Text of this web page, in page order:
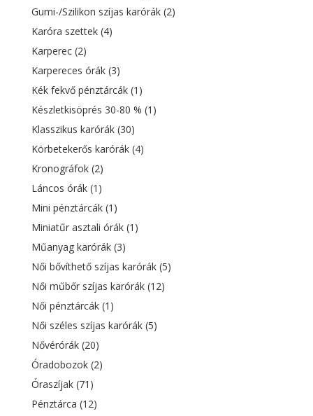
Gumi-/Szilikon szíjas karórák (2)
Karóra szettek (4)
Karperec (2)
Karpereces órák (3)
Kék fekvő pénztárcák (1)
Készletkisöprés 30-80 % (1)
Klasszikus karórák (30)
Körbetekerős karórák (4)
Kronográfok (2)
Láncos órák (1)
Mini pénztárcák (1)
Miniatűr asztali órák (1)
Műanyag karórák (3)
Női bővíthető szíjas karórák (5)
Női műbőr szíjas karórák (12)
Női pénztárcák (1)
Női széles szíjas karórák (5)
Nővérórák (20)
Óradobozok (2)
Óraszíjak (71)
Pénztárca (12)